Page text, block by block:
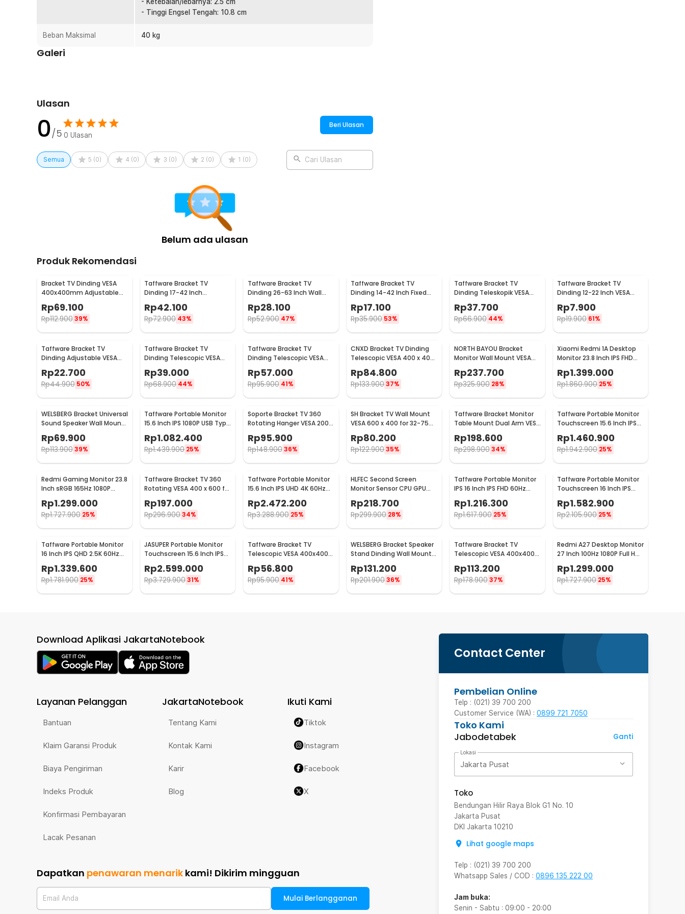
Rincian yang Anda dapatkan untuk pembelian produk ini:
1 x Set Dyna Bolt
- Tinggi Engsel Tengah: 10.8 cm
Beban Maksimal 40 kg
Galeri
Ulasan
0/5 0 Ulasan
Beri Ulasan
Semua 5 (0) 4 (0) 3 (0) 2 (0) 1 (0) Cari Ulasan
Belum ada ulasan
Produk Rekomendasi
Bracket TV Dinding VESA
400x400mm Adjustable
untuk TV LED 26-63 Inch -
KT02
Rp69.100
Rp112.900 39%
Taffware Bracket TV
Dinding 17-42 Inch
15 - X-200
Rp42.100
Rp72.900 43%
Taffware Bracket TV
Dinding 26-63 Inch Wall
Mount VESA 400x400 - B41
Rp28.100
Rp52.900 47%
Taffware Bracket TV
Dinding 14-42 Inch Fixed
HD601
Rp17.100
Rp35.900 53%
Taffware Bracket TV
Dinding Teleskopik VESA
75x75 100x100 10-32 Inch -
HY-210
Rp37.700
Rp66.900 44%
Taffware Bracket TV
Dinding 12-22 Inch VESA
Rp7.900
Rp19.900 61%
Taffware Bracket TV
Dinding Adjustable VESA
W24
Rp22.700
Rp44.900 50%
Taffware Bracket TV
Dinding Telescopic VESA
100x100 for 10-26 Inch TV -
X-100
Rp39.000
Rp68.900 44%
Taffware Bracket TV
Dinding Telescopic VESA
X-400
Rp57.000
Rp95.900 41%
CNXD Bracket TV Dinding
Telescopic VESA 400 x 400
for 26-55 Inch TV - CN814
Rp84.800
Rp133.90037%
NORTH BAYOU Bracket
Monitor Wall Mount VESA
100 x 100 17-27 Inch TV -
F120
Rp237.700
Rp325.900 28%
Xiaomi Redmi 1A Desktop
Monitor 23.8 Inch IPS FHD
60Hz Ultra-thin HDMI -
RMMNT238NF
Rp1.399.000
Rp1.860.900 25%
WELSBERG Bracket Universal
Sound Speaker Wall Mount 1
Pair - SW-03B
Rp69.900
Rp113.900 39%
Taffware Portable Monitor
15.6 Inch IPS 1080P USB Type
C Mini HDMI - LG156
Rp1.082.400
Rp1.439.900 25%
Soporte Bracket TV 360
Rotating Hanger VESA 200 x
Rp95.900
Rp148.900 36%
SH Bracket TV Wall Mount
VESA 600 x 400 for 32-75
Inch TV - SH-65T
Rp80.200
Rp122.90035%
Taffware Bracket Monitor
Table Mount Dual Arm VESA
100x100 13-27 Inch - KMT-2
Rp198.600
Rp298.900 34%
Taffware Portable Monitor
Touchscreen 15.6 Inch IPS
1080P 60Hz Type C -
1560MTS
Rp1.460.900
Rp1.942.900 25%
Redmi Gaming Monitor 23.8
Inch sRGB 165Hz 1080P
Rp1.299.000
Rp1.727.900 25%
Taffware Bracket TV 360
Rotating VESA 400 x 600 for
Rp197.000
Rp296.90034%
Taffware Portable Monitor
15.6 Inch IPS UHD 4K 60Hz
Rp2.472.200
Rp3.288.900 25%
HLFEC Second Screen
Monitor Sensor CPU GPU
HDD Panel IPS 3.5 Inch - HL-
3
Rp218.700
Rp299.900 28%
Taffware Portable Monitor
IPS 16 Inch IPS FHD 60Hz
Without Touchscreen -
1600XTS
Rp1.216.300
Rp1.617.900 25%
Taffware Portable Monitor
Touchscreen 16 Inch IPS
FHD 60Hz Type C - 1600XTS
Rp1.582.900
Rp2.105.900 25%
Taffware Portable Monitor
16 Inch IPS QHD 2.5K 60Hz
Type C Mini HDMI - 1600XTS
Rp1.339.600
Rp1.781.900 25%
JASUPER Portable Monitor
Touchscreen 15.6 Inch IPS
Rp2.599.000
Rp3.729.90031%
Taffware Bracket TV
Telescopic VESA 400x400
for 14-55 Inch TV - HDL-
117B-2
Rp56.800
Rp95.900 41%
WELSBERG Bracket Speaker
Stand Dinding Wall Mount
Telescopic 2 PCS - SPS-501
Rp131.200
Rp201.90036%
Taffware Bracket TV
Telescopic VESA 400x400
for 32-65 Inch TV - P4
Rp113.200
Rp178.900 37%
Redmi A27 Desktop Monitor
27 Inch 100Hz 1080P Full HD
Rp1.299.000
Rp1.727.900 25%
Contact Center
Pembelian Online
Telp : (021) 39 700 200
Customer Service (WA) : 0899 721 7050
Toko Kami
Jabodetabek
Ganti
Lokasi
Jakarta Pusat
Toko
Bendungan Hilir Raya Blok G1 No. 10
Jakarta Pusat
DKI Jakarta 10210
Lihat google maps
Telp : (021) 39 700 200
Whatsapp Sales / COD : 0896 135 222 00
Jam buka:
Senin - Sabtu : 09:00 - 20:00
Download Aplikasi JakartaNotebook
Layanan Pelanggan
Bantuan
Klaim Garansi Produk
Biaya Pengiriman
Indeks Produk
Konfirmasi Pembayaran
Lacak Pesanan
JakartaNotebook
Tentang Kami
Kontak Kami
Karir
Blog
Ikuti Kami
Tiktok
Instagram
Facebook
X
Dapatkan penawaran menarik kami! Dikirim mingguan
Email Anda Mulai Berlangganan